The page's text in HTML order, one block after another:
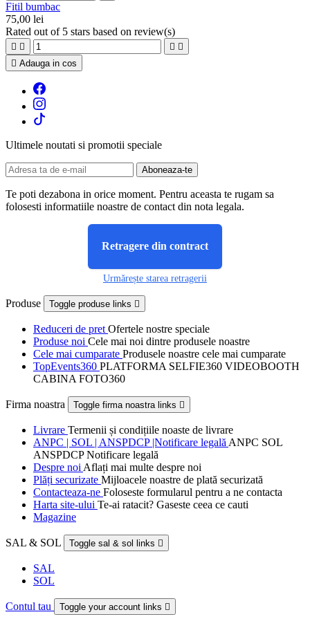
Fitil bumbac
75,00 lei
Rated out of 5 stars based on review(s)
   
 Adauga in cos
Ultimele noutati si promotii speciale
Te poti dezabona in orice moment. Pentru aceasta te rugam sa
folosesti informatiile noastre de contact din nota legala.
Retragere din contract
Urmărește starea retragerii
Produse Toggle produse links 
Reduceri de pret Ofertele nostre speciale
Produse noi Cele mai noi dintre produsele noastre
Cele mai cumparate Produsele noastre cele mai cumparate
TopEvents360 PLATFORMA SELFIE360 VIDEOBOOTH
CABINA FOTO360
Firma noastra Toggle firma noastra links 
Livrare Termenii și condițiile noaste de livrare
ANPC | SOL | ANSPDCP |Notificare legală ANPC SOL
ANSPDCP Notificare legală
Despre noi Aflați mai multe despre noi
Plăți securizate Mijloacele noastre de plată securizată
Contacteaza-ne Foloseste formularul pentru a ne contacta
Harta site-ului Te-ai ratacit? Gaseste ceea ce cauti
Magazine
SAL & SOL Toggle sal & sol links 
SAL
SOL
Contul tau Toggle your account links 